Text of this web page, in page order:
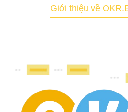
Giới thiệu về